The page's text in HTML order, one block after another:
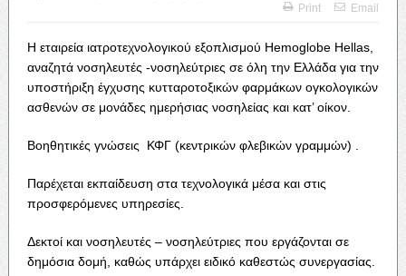
Print
Email
Η εταιρεία ιατροτεχνολογικού εξοπλισμού Hemoglobe Hellas,
αναζητά νοσηλευτές -νοσηλεύτριες σε όλη την Ελλάδα για την
υποστήριξη έγχυσης κυτταροτοξικών φαρμάκων ογκολογικών
ασθενών σε μονάδες ημερήσιας νοσηλείας και κατ’ οίκον.
Βοηθητικές γνώσεις ΚΦΓ (κεντρικών φλεβικών γραμμών) .
Παρέχεται εκπαίδευση στα τεχνολογικά μέσα και στις
προσφερόμενες υπηρεσίες.
Δεκτοί και νοσηλευτές – νοσηλεύτριες που εργάζονται σε
δημόσια δομή, καθώς υπάρχει ειδικό καθεστώς συνεργασίας.